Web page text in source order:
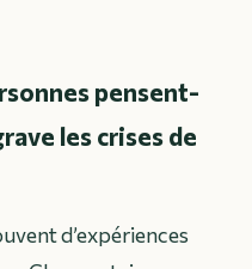
pensent-
les crises de
d’expériences